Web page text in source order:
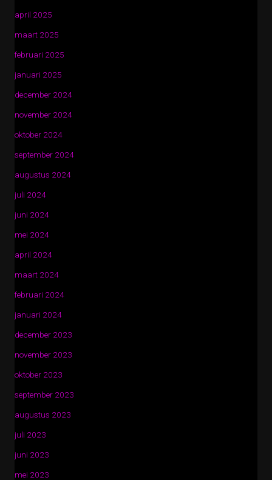
april 2025
maart 2025
februari 2025
januari 2025
december 2024
november 2024
oktober 2024
september 2024
augustus 2024
juli 2024
juni 2024
mei 2024
april 2024
maart 2024
februari 2024
januari 2024
december 2023
november 2023
oktober 2023
september 2023
augustus 2023
juli 2023
juni 2023
mei 2023